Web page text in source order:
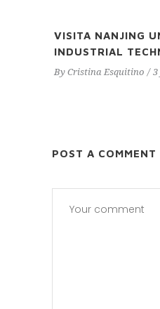
VISITA NANJING
INDUSTRIAL
By Cristina Esquitino 3
POST A COMMENT